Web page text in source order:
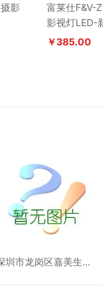
影
富莱仕F&V-
影视灯LED-
￥385.00
深圳市龙岗区嘉美生活电器厂